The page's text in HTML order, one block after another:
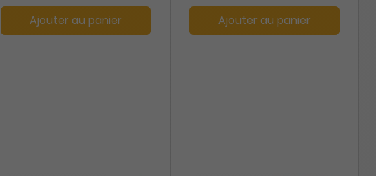
Ajouter au panier Ajouter au panier